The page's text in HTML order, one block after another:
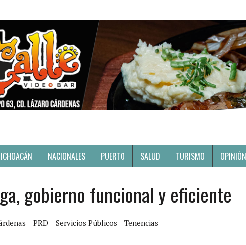
NACIONALES PUERTO SALUD TURISMO OPINIÓN
gobierno funcional y eficiente
PRD Servicios Públicos
Tenencias